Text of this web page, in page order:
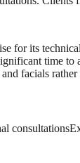
for its
time
facials
consultations